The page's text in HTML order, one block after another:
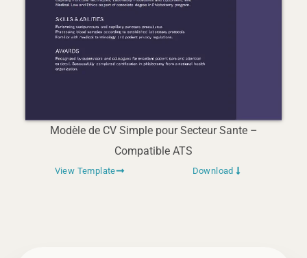
Modèle de CV Simple pour Secteur Sante –
Compatible ATS
View Template Download